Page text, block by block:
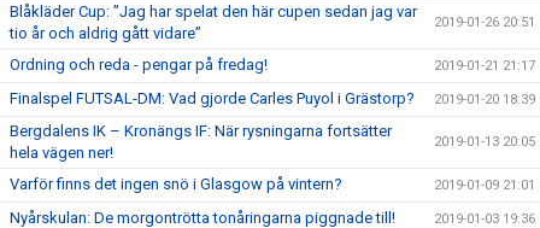
Blåkläder Cup: ”Jag har spelat den här cupen sedan jag var
tio år och aldrig gått vidare”
2019-01-26 20:51
Ordning och reda - pengar på fredag! 2019-01-21 21:17
Finalspel FUTSAL-DM: Vad gjorde Carles Puyol i Grästorp? 2019-01-20 18:39
Bergdalens IK – Kronängs IF: När rysningarna fortsätter
hela vägen ner!
2019-01-13 20:05
Varför finns det ingen snö i Glasgow på vintern? 2019-01-09 21:01
Nyårskulan: De morgontrötta tonåringarna piggnade till! 2019-01-03 19:36